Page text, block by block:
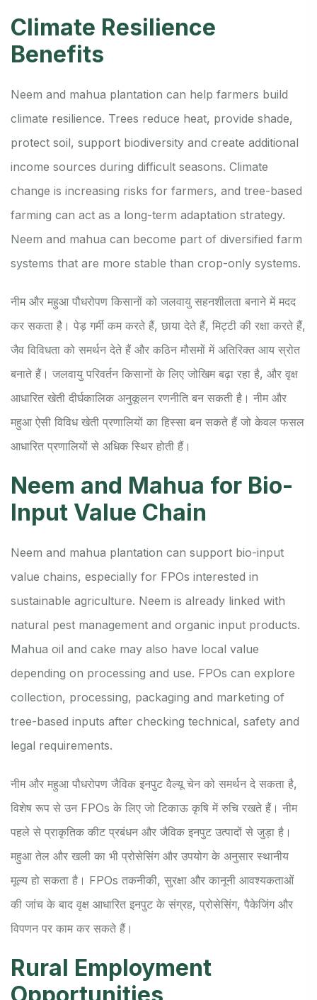
Climate Resilience
Benefits
Neem and mahua plantation can help farmers build
climate resilience. Trees reduce heat, provide shade,
protect soil, support biodiversity and create additional
income sources during difficult seasons. Climate
change is increasing risks for farmers, and tree-based
farming can act as a long-term adaptation strategy.
Neem and mahua can become part of diversified farm
systems that are more stable than crop-only systems.
नीम और महुआ पौधरोपण किसानों को जलवायु सहनशीलता बनाने में मदद
कर सकता है। पेड़ गर्मी कम करते हैं, छाया देते हैं, मिट्टी की रक्षा करते हैं,
जैव विविधता को समर्थन देते हैं और कठिन मौसमों में अतिरिक्त आय स्रोत
बनाते हैं। जलवायु परिवर्तन किसानों के लिए जोखिम बढ़ा रहा है, और वृक्ष
आधारित खेती दीर्घकालिक अनुकूलन रणनीति बन सकती है। नीम और
महुआ ऐसी विविध खेती प्रणालियों का हिस्सा बन सकते हैं जो केवल फसल
आधारित प्रणालियों से अधिक स्थिर होती हैं।
Neem and Mahua for Bio-
Input Value Chain
Neem and mahua plantation can support bio-input
value chains, especially for FPOs interested in
sustainable agriculture. Neem is already linked with
natural pest management and organic input products.
Mahua oil and cake may also have local value
depending on processing and use. FPOs can explore
collection, processing, packaging and marketing of
tree-based inputs after checking technical, safety and
legal requirements.
नीम और महुआ पौधरोपण जैविक इनपुट वैल्यू चेन को समर्थन दे सकता है,
विशेष रूप से उन FPOs के लिए जो टिकाऊ कृषि में रुचि रखते हैं। नीम
पहले से प्राकृतिक कीट प्रबंधन और जैविक इनपुट उत्पादों से जुड़ा है।
महुआ तेल और खली का भी प्रोसेसिंग और उपयोग के अनुसार स्थानीय
मूल्य हो सकता है। FPOs तकनीकी, सुरक्षा और कानूनी आवश्यकताओं
की जांच के बाद वृक्ष आधारित इनपुट के संग्रह, प्रोसेसिंग, पैकेजिंग और
विपणन पर काम कर सकते हैं।
Rural Employment
Opportunities